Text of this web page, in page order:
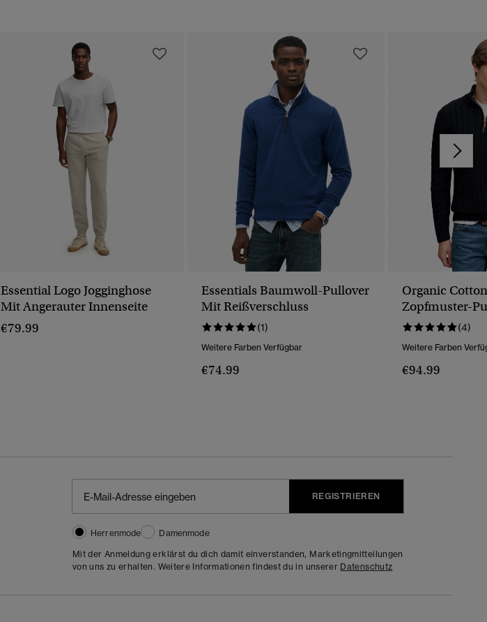
Essential Logo Jogginghose
Mit Angerauter Innenseite
€79.99
Essentials Baumwoll-Pullover
Mit Reißverschluss
(1)
Weitere Farben Verfügbar
€74.99
Organic
Zopfmuster-
Reißverschluss
(4)
Weitere Farben
€94.99
REGISTRIEREN
Herrenmode
Damenmode
Mit der Anmeldung erklärst du dich damit einverstanden, Marketingmitteilungen
von uns zu erhalten. Weitere Informationen findest du in unserer Datenschutz